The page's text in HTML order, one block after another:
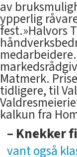
av
ypperlig
fest.»Halvors
Matmerk.
tidligere, til
kalkun fra
– Knekker
vant også